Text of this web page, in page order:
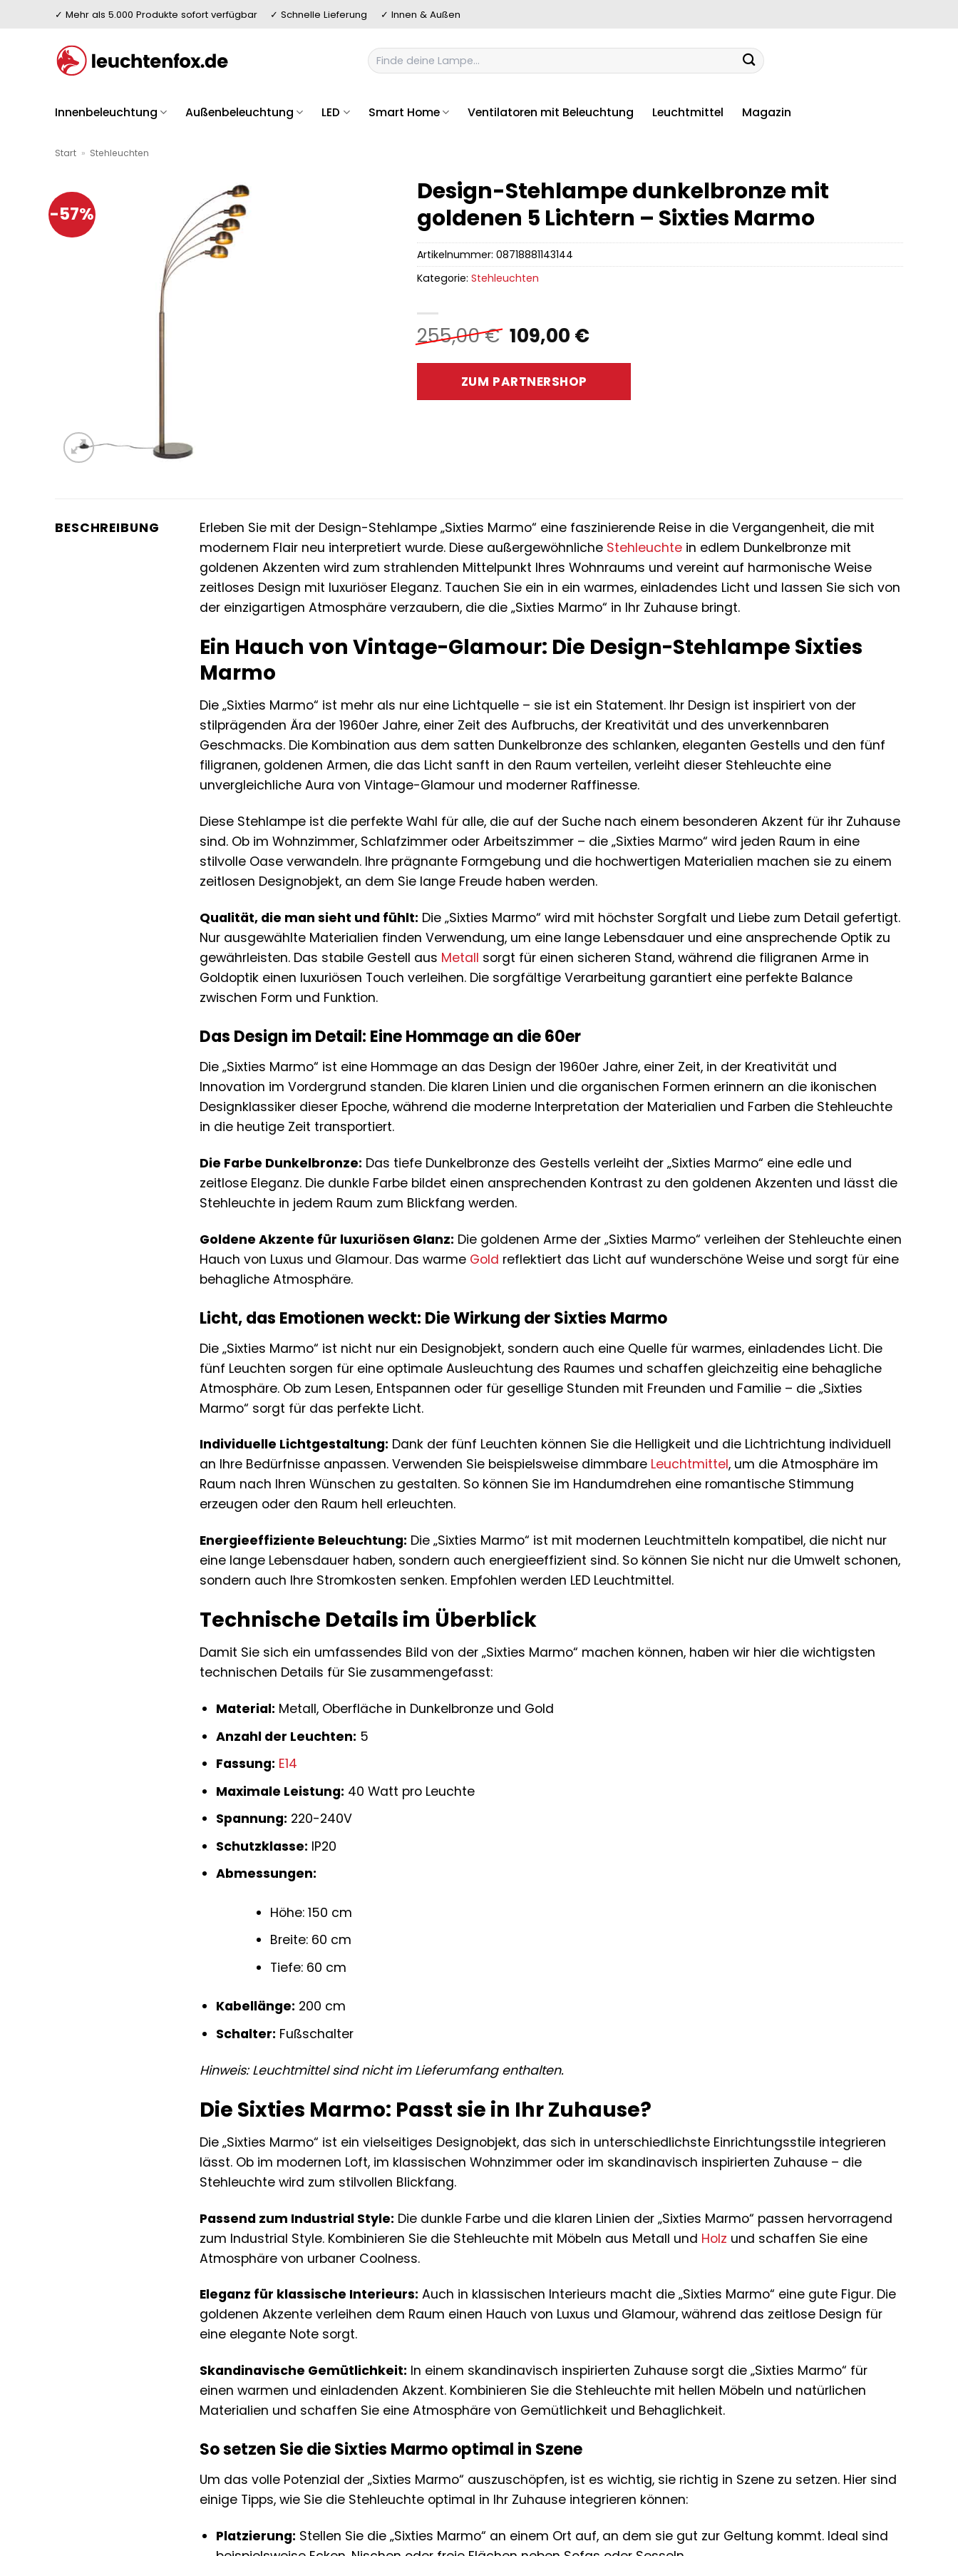
✓ Mehr als 5.000 Produkte sofort verfügbar ✓ Schnelle Lieferung ✓ Innen & Außen
Suchen
nach:
Innenbeleuchtung Außenbeleuchtung LED Smart Home Ventilatoren mit Beleuchtung Leuchtmittel Magazin
Start » Stehleuchten
-57%
Design-Stehlampe dunkelbronze mit
goldenen 5 Lichtern – Sixties Marmo
255,00€ Ursprünglicher
Preis
war:
255,00 €
109,00 €Aktueller
ist:
ZUM PARTNERSHOP
Artikelnummer:08718881143144
Kategorie:Stehleuchten
BESCHREIBUNG
Erleben Sie mit der Design-Stehlampe „Sixties Marmo“ eine faszinierende Reise in die Vergangenheit, die mit
modernem Flair neu interpretiert wurde. Diese außergewöhnliche Stehleuchte in edlem Dunkelbronze mit
goldenen Akzenten wird zum strahlenden Mittelpunkt Ihres Wohnraums und vereint auf harmonische Weise
zeitloses Design mit luxuriöser Eleganz. Tauchen Sie ein in ein warmes, einladendes Licht und lassen Sie sich von
der einzigartigen Atmosphäre verzaubern, die die „Sixties Marmo“ in Ihr Zuhause bringt.
Ein Hauch von Vintage-Glamour: Die Design-Stehlampe Sixties
Marmo
Die „Sixties Marmo“ ist mehr als nur eine Lichtquelle – sie ist ein Statement. Ihr Design ist inspiriert von der
stilprägenden Ära der 1960er Jahre, einer Zeit des Aufbruchs, der Kreativität und des unverkennbaren
Geschmacks. Die Kombination aus dem satten Dunkelbronze des schlanken, eleganten Gestells und den fünf
filigranen, goldenen Armen, die das Licht sanft in den Raum verteilen, verleiht dieser Stehleuchte eine
unvergleichliche Aura von Vintage-Glamour und moderner Raffinesse.
Diese Stehlampe ist die perfekte Wahl für alle, die auf der Suche nach einem besonderen Akzent für ihr Zuhause
sind. Ob im Wohnzimmer, Schlafzimmer oder Arbeitszimmer – die „Sixties Marmo“ wird jeden Raum in eine
stilvolle Oase verwandeln. Ihre prägnante Formgebung und die hochwertigen Materialien machen sie zu einem
zeitlosen Designobjekt, an dem Sie lange Freude haben werden.
Qualität, die man sieht und fühlt: Die „Sixties Marmo“ wird mit höchster Sorgfalt und Liebe zum Detail gefertigt.
Nur ausgewählte Materialien finden Verwendung, um eine lange Lebensdauer und eine ansprechende Optik zu
gewährleisten. Das stabile Gestell aus Metall sorgt für einen sicheren Stand, während die filigranen Arme in
Goldoptik einen luxuriösen Touch verleihen. Die sorgfältige Verarbeitung garantiert eine perfekte Balance
zwischen Form und Funktion.
Das Design im Detail: Eine Hommage an die 60er
Die „Sixties Marmo“ ist eine Hommage an das Design der 1960er Jahre, einer Zeit, in der Kreativität und
Innovation im Vordergrund standen. Die klaren Linien und die organischen Formen erinnern an die ikonischen
Designklassiker dieser Epoche, während die moderne Interpretation der Materialien und Farben die Stehleuchte
in die heutige Zeit transportiert.
Die Farbe Dunkelbronze: Das tiefe Dunkelbronze des Gestells verleiht der „Sixties Marmo“ eine edle und
zeitlose Eleganz. Die dunkle Farbe bildet einen ansprechenden Kontrast zu den goldenen Akzenten und lässt die
Stehleuchte in jedem Raum zum Blickfang werden.
Goldene Akzente für luxuriösen Glanz: Die goldenen Arme der „Sixties Marmo“ verleihen der Stehleuchte einen
Hauch von Luxus und Glamour. Das warme Gold reflektiert das Licht auf wunderschöne Weise und sorgt für eine
behagliche Atmosphäre.
Licht, das Emotionen weckt: Die Wirkung der Sixties Marmo
Die „Sixties Marmo“ ist nicht nur ein Designobjekt, sondern auch eine Quelle für warmes, einladendes Licht. Die
fünf Leuchten sorgen für eine optimale Ausleuchtung des Raumes und schaffen gleichzeitig eine behagliche
Atmosphäre. Ob zum Lesen, Entspannen oder für gesellige Stunden mit Freunden und Familie – die „Sixties
Marmo“ sorgt für das perfekte Licht.
Individuelle Lichtgestaltung: Dank der fünf Leuchten können Sie die Helligkeit und die Lichtrichtung individuell
an Ihre Bedürfnisse anpassen. Verwenden Sie beispielsweise dimmbare Leuchtmittel, um die Atmosphäre im
Raum nach Ihren Wünschen zu gestalten. So können Sie im Handumdrehen eine romantische Stimmung
erzeugen oder den Raum hell erleuchten.
Energieeffiziente Beleuchtung: Die „Sixties Marmo“ ist mit modernen Leuchtmitteln kompatibel, die nicht nur
eine lange Lebensdauer haben, sondern auch energieeffizient sind. So können Sie nicht nur die Umwelt schonen,
sondern auch Ihre Stromkosten senken. Empfohlen werden LED Leuchtmittel.
Technische Details im Überblick
Damit Sie sich ein umfassendes Bild von der „Sixties Marmo“ machen können, haben wir hier die wichtigsten
technischen Details für Sie zusammengefasst:
Material: Metall, Oberfläche in Dunkelbronze und Gold
Anzahl der Leuchten: 5
Fassung: E14
Maximale Leistung: 40 Watt pro Leuchte
Spannung: 220-240V
Schutzklasse: IP20
Abmessungen:
Höhe: 150 cm
Breite: 60 cm
Tiefe: 60 cm
Kabellänge: 200 cm
Schalter: Fußschalter
Hinweis: Leuchtmittel sind nicht im Lieferumfang enthalten.
Die Sixties Marmo: Passt sie in Ihr Zuhause?
Die „Sixties Marmo“ ist ein vielseitiges Designobjekt, das sich in unterschiedlichste Einrichtungsstile integrieren
lässt. Ob im modernen Loft, im klassischen Wohnzimmer oder im skandinavisch inspirierten Zuhause – die
Stehleuchte wird zum stilvollen Blickfang.
Passend zum Industrial Style: Die dunkle Farbe und die klaren Linien der „Sixties Marmo“ passen hervorragend
zum Industrial Style. Kombinieren Sie die Stehleuchte mit Möbeln aus Metall und Holz und schaffen Sie eine
Atmosphäre von urbaner Coolness.
Eleganz für klassische Interieurs: Auch in klassischen Interieurs macht die „Sixties Marmo“ eine gute Figur. Die
goldenen Akzente verleihen dem Raum einen Hauch von Luxus und Glamour, während das zeitlose Design für
eine elegante Note sorgt.
Skandinavische Gemütlichkeit: In einem skandinavisch inspirierten Zuhause sorgt die „Sixties Marmo“ für
einen warmen und einladenden Akzent. Kombinieren Sie die Stehleuchte mit hellen Möbeln und natürlichen
Materialien und schaffen Sie eine Atmosphäre von Gemütlichkeit und Behaglichkeit.
So setzen Sie die Sixties Marmo optimal in Szene
Um das volle Potenzial der „Sixties Marmo“ auszuschöpfen, ist es wichtig, sie richtig in Szene zu setzen. Hier sind
einige Tipps, wie Sie die Stehleuchte optimal in Ihr Zuhause integrieren können:
Platzierung: Stellen Sie die „Sixties Marmo“ an einem Ort auf, an dem sie gut zur Geltung kommt. Ideal sind